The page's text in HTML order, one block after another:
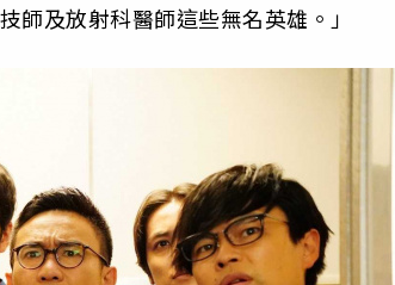
師及放射科醫師這些無名英雄。」